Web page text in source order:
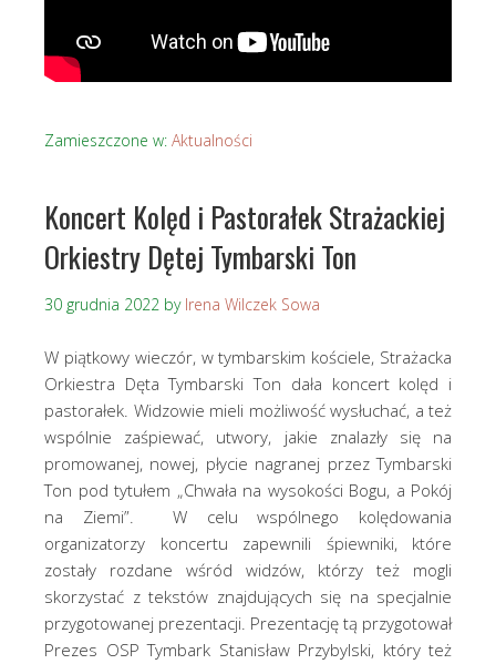
Zamieszczone w: Aktualności
Koncert Kolęd i Pastorałek Strażackiej
Orkiestry Dętej Tymbarski Ton
30 grudnia 2022 by Irena Wilczek Sowa
W piątkowy wieczór, w tymbarskim kościele, Strażacka
Orkiestra Dęta Tymbarski Ton dała koncert kolęd i
pastorałek. Widzowie mieli możliwość wysłuchać, a też
wspólnie zaśpiewać, utwory, jakie znalazły się na
promowanej, nowej, płycie nagranej przez Tymbarski
Ton pod tytułem „Chwała na wysokości Bogu, a Pokój
na Ziemi”. W celu wspólnego kolędowania
organizatorzy koncertu zapewnili śpiewniki, które
zostały rozdane wśród widzów, którzy też mogli
skorzystać z tekstów znajdujących się na specjalnie
przygotowanej prezentacji. Prezentację tą przygotował
Prezes OSP Tymbark Stanisław Przybylski, który też